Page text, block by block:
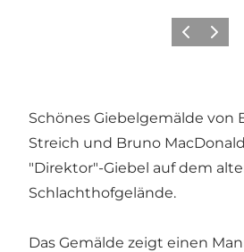
Vorherige
Schönes Giebelgemälde von
Streich und Bruno
"Direktor"-Giebel auf dem
Schlachthofgelände.
Das Gemälde zeigt einen